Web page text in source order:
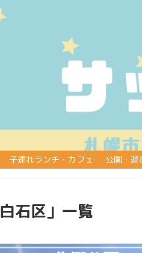
子連れランチ・カフェ 公園・遊
白石区 」 一覧